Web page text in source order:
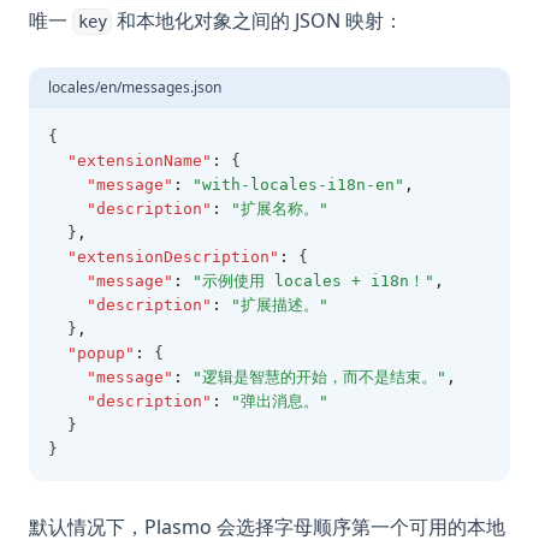
唯一
key 和本地化对象之间的 JSON 映射：
locales/en/messages.json
{
"extensionName" :
{
"message" : "with-locales-i18n-en" ,
"description" :
"扩展名称。"
  }
,
"extensionDescription" :
{
"message" : "示例使用 locales + i18n！" ,
"description" :
"扩展描述。"
  }
,
"popup" :
{
"message" : "逻辑是智慧的开始，而不是结束。" ,
"description" :
"弹出消息。"
  }
}
默认情况下，Plasmo 会选择字母顺序第一个可用的本地